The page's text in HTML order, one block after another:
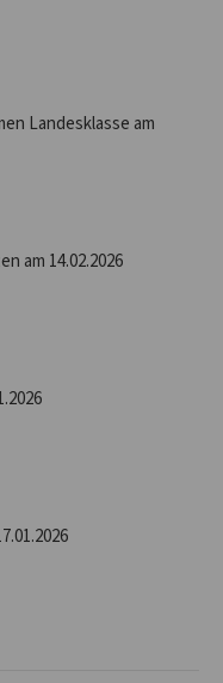
Landesklasse am
am 14.02.2026